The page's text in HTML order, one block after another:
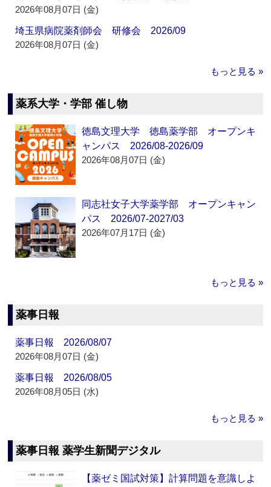
2026年08月07日 (金)
埼玉県病院薬剤師会 研修会 2026/09
2026年08月07日 (金)
もっと見る »
薬系大学・学部 催し物
徳島文理大学 徳島薬学部 オープンキ
ャンパス 2026/08-2026/09
2026年08月07日 (金)
同志社女子大学薬学部 オープンキャン
パス 2026/07-2027/03
2026年07月17日 (金)
もっと見る »
薬事日報
薬事日報 2026/08/07
2026年08月07日 (金)
薬事日報 2026/08/05
2026年08月05日 (水)
もっと見る »
薬事日報 薬学生新聞デジタル
【薬ゼミ国試対策】計算問題を意識しよ